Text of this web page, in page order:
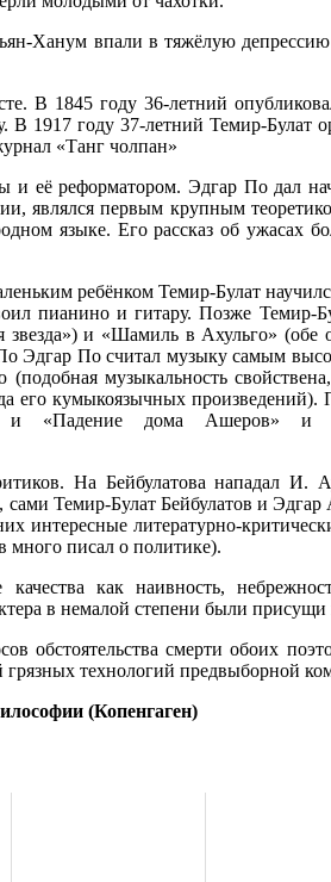
Ханум впали в тяжёлую
В 1845 году 36-летний
В 1917 году 37-летний Темир-Булат
«Танг чолпан»
её реформатором. Эдгар По дал
являлся первым крупным
языке. Его рассказ об ужасах
ребёнком Темир-Булат
пианино и гитару. Позже Темир-
и «Шамиль в Ахульго» (обе
Эдгар По считал музыку самым
музыкальность
его кумыкоязычных произведений).
и «Падение дома Ашеров» и
На Бейбулатова нападал И.
сами Темир-Булат Бейбулатов и
интересные литературно-
много писал о политике).
как наивность,
в немалой степени были
обстоятельства смерти обоих
грязных технологий предвыборной
(Копенгаген)